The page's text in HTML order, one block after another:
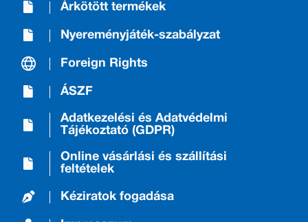
Árkötött termékek
Nyereményjáték-szabályzat
Foreign Rights
ÁSZF
Adatkezelési és Adatvédelmi
Tájékoztató (GDPR)
Online vásárlási és szállítási
feltételek
Kéziratok fogadása